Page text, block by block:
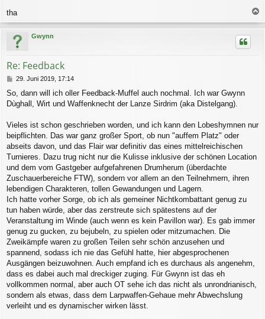
tha
c
Gwynn
Re: Feedback
B
i
t
a
g
29. Juni 2019, 17:14
So, dann will ich oller Feedback-Muffel auch nochmal. Ich war Gwynn
Dùghall, Wirt und Waffenknecht der Lanze Sirdrim (aka Distelgang).
Vieles ist schon geschrieben worden, und ich kann den Lobeshymnen nur
beipflichten. Das war ganz großer Sport, ob nun "auffem Platz" oder
abseits davon, und das Flair war definitiv das eines mittelreichischen
Turnieres. Dazu trug nicht nur die Kulisse inklusive der schönen Location
und dem vom Gastgeber aufgefahrenen Drumherum (überdachte
Zuschauerbereiche FTW), sondern vor allem an den Teilnehmern, ihren
lebendigen Charakteren, tollen Gewandungen und Lagern.
Ich hatte vorher Sorge, ob ich als gemeiner Nichtkombattant genug zu
tun haben würde, aber das zerstreute sich spätestens auf der
Veranstaltung im Winde (auch wenn es kein Pavillon war). Es gab immer
genug zu gucken, zu bejubeln, zu spielen oder mitzumachen. Die
Zweikämpfe waren zu großen Teilen sehr schön anzusehen und
spannend, sodass ich nie das Gefühl hatte, hier abgesprochenen
Ausgängen beizuwohnen. Auch empfand ich es durchaus als angenehm,
dass es dabei auch mal dreckiger zuging. Für Gwynn ist das eh
vollkommen normal, aber auch OT sehe ich das nicht als unrondrianisch,
sondern als etwas, dass dem Larpwaffen-Gehaue mehr Abwechslung
verleiht und es dynamischer wirken lässt.